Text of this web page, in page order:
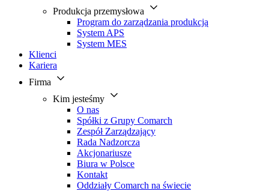
Produkcja przemysłowa
Program do zarządzania produkcją
System APS
System MES
Klienci
Kariera
Firma
Kim jesteśmy
O nas
Spółki z Grupy Comarch
Zespół Zarządzający
Rada Nadzorcza
Akcjonariusze
Biura w Polsce
Kontakt
Oddziały Comarch na świecie